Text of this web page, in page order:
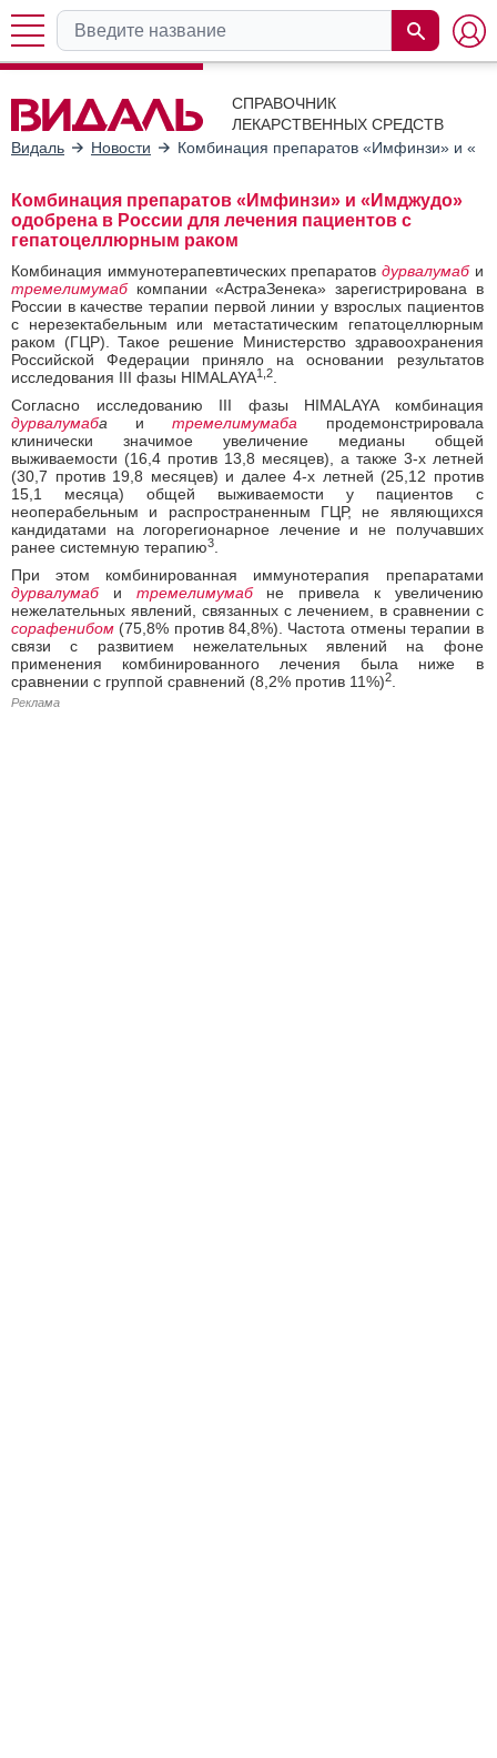
СПРАВОЧНИК
ЛЕКАРСТВЕННЫХ СРЕДСТВ
Видаль
Новости Комбинация препаратов «Имфинзи» и
Комбинация препаратов «Имфинзи» и «Имджудо»
одобрена в России для лечения пациентов с
гепатоцеллюрным раком
Комбинация иммунотерапевтических препаратов дурвалумаби
тремелимумаб компании «АстраЗенека» зарегистрирована в
России в качестве терапии первой линии у взрослых пациентов
с нерезектабельным или метастатическим гепатоцеллюрным
раком (ГЦР). Такое решение Министерство здравоохранения
Российской Федерации приняло на основании результатов
исследования III фазы HIMALAYA1,2
Согласно исследованию III фазы HIMALAYA комбинация
дурвалумаба итремелимумаба
продемонстрировала
клинически значимое увеличение медианы общей
выживаемости (16,4 против 13,8 месяцев), а также 3-х летней
(30,7 против 19,8 месяцев) и далее 4-х летней (25,12 против
15,1 месяца) общей выживаемости у пациентов с
неоперабельным и распространенным ГЦР, не являющихся
кандидатами на логорегионарное лечение и не получавших
ранее системную терапию3
При этом комбинированная иммунотерапия препаратами
дурвалумаби тремелимумаб
не привела к увеличению
нежелательных явлений, связанных с лечением, в сравнении с
сорафенибом (75,8% против 84,8%). Частота отмены терапии в
связи с развитием нежелательных явлений на фоне
применения комбинированного лечения была ниже в
сравнении с группой сравнений (8,2% против 11%)2
Реклама